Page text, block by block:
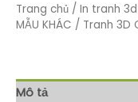
Trang chủ / In tranh 3d
MẪU KHÁC / Tranh 3D
Mô tả